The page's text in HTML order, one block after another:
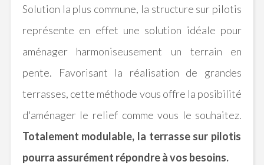
Solution la plus commune, la structure sur pilotis
représente en effet une solution idéale pour
aménager harmoniseusement un terrain en
pente. Favorisant la réalisation de grandes
terrasses, cette méthode vous offre la posibilité
d'aménager le relief comme vous le souhaitez.
Totalement modulable, la terrasse sur pilotis
pourra assurément répondre à vos besoins.